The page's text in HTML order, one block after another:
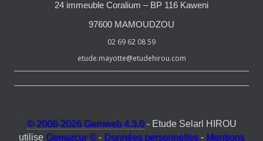
24 immeuble Coralium – BP 116 Kaweni
97600 MAMOUDZOU
02 69 62 08 59
etude.mayotte@etudehirou.com
© 2008-2026 Gemweb 4.3.0- Etude Selarl HIROU
utilise Gemarcur © - Données personnelles - Mentions